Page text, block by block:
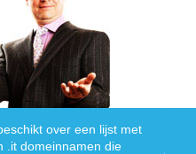
over een lijst met
.it domeinnamen die